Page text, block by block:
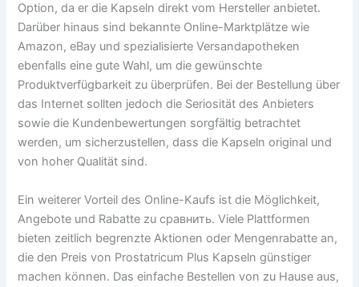
Option, da er die Kapseln direkt vom Hersteller anbietet.
Darüber hinaus sind bekannte Online-Marktplätze wie
Amazon, eBay und spezialisierte Versandapotheken
ebenfalls eine gute Wahl, um die gewünschte
Produktverfügbarkeit zu überprüfen. Bei der Bestellung über
das Internet sollten jedoch die Seriosität des Anbieters
sowie die Kundenbewertungen sorgfältig betrachtet
werden, um sicherzustellen, dass die Kapseln original und
von hoher Qualität sind.
Ein weiterer Vorteil des Online-Kaufs ist die Möglichkeit,
Angebote und Rabatte zu сравнить. Viele Plattformen
bieten zeitlich begrenzte Aktionen oder Mengenrabatte an,
die den Preis von Prostatricum Plus Kapseln günstiger
machen können. Das einfache Bestellen von zu Hause aus,